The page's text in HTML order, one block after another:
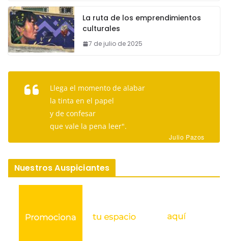
La ruta de los emprendimientos
culturales
7 de julio de 2025
Llega el momento de alabar
la tinta en el papel
y de confesar
que vale la pena leer".
Julio Pazos
Nuestros Auspiciantes